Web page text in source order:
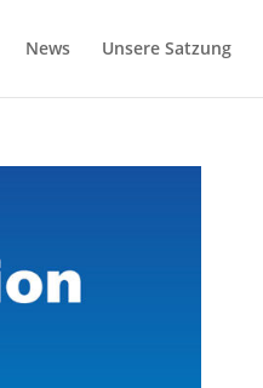
News Unsere Satzung